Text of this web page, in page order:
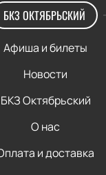
БКЗ ОКТЯБРЬСКИЙ
Афиша и билеты
Новости
БКЗ Октябрьский
О нас
и доставка